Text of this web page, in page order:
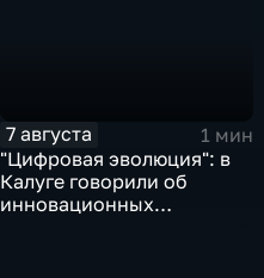
7 августа
1 мин
"Цифровая эволюция": в
Калуге говорили об
инновационных